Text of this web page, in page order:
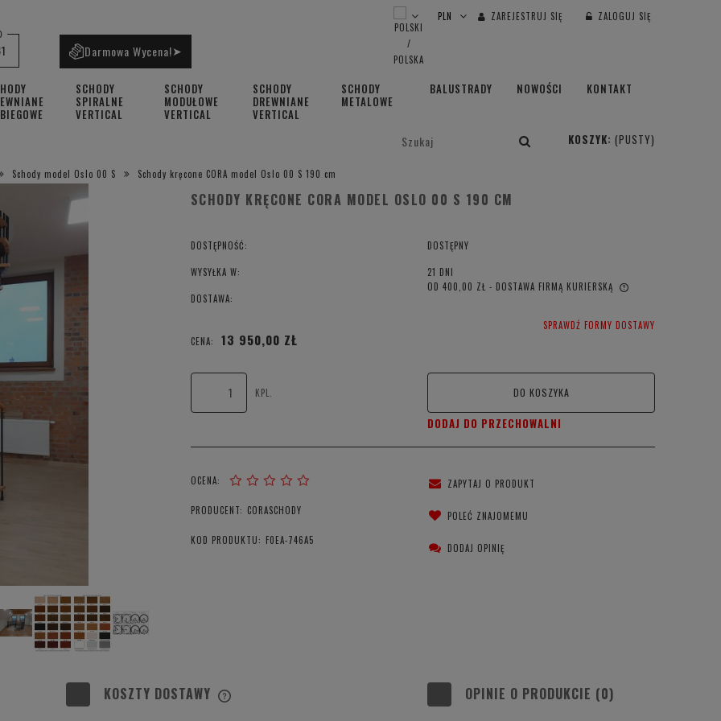
ZAREJESTRUJ SIĘ ZALOGUJ SIĘ
SCHODY
SPIRALNE
VERTICAL
SCHODY
MODUŁOWE
VERTICAL
SCHODY
DREWNIANE
VERTICAL
SCHODY
METALOWE
BALUSTRADY NOWOŚCI KONTAKT
Darmowa Wycena!➤
KOSZYK: (PUSTY)
Schody model Oslo 00 S Schody kręcone CORA model Oslo 00 S 190 cm
SCHODY KRĘCONE CORA MODEL OSLO 00 S 190 CM
DOSTĘPNOŚĆ: DOSTĘPNY
WYSYŁKA W: 21 DNI
DOSTAWA:
OD 400,00 ZŁ - DOSTAWA FIRMĄ KURIERSKĄ
CENA NIE ZAWIERA EWENTUALNYCHSPRAWDŹ FORMY DOSTAWY
CENA:
13 950,00 ZŁ
KPL. DO KOSZYKA
DODAJ DO PRZECHOWALNI
OCENA:
PRODUCENT: CORASCHODY
KOD PRODUKTU: F0EA-746A5
ZAPYTAJ O PRODUKT
POLEĆ ZNAJOMEMU
DODAJ OPINIĘ
KOSZTY DOSTAWY OPINIE O PRODUKCIE (0)